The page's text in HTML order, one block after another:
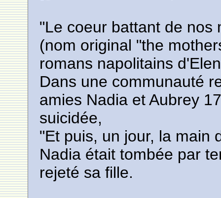
"Le coeur battant de nos
(nom original "the
romans napolitains
Dans une communauté
amies Nadia et Aubrey
suicidée,
"Et puis, un jour, la main
Nadia était tombée par
rejeté sa fille.